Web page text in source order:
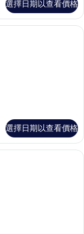
選擇日期以查看價格
迷你吧、客房內保險箱、書
選擇日期以查看價格
迷你吧、客房內保險箱、書